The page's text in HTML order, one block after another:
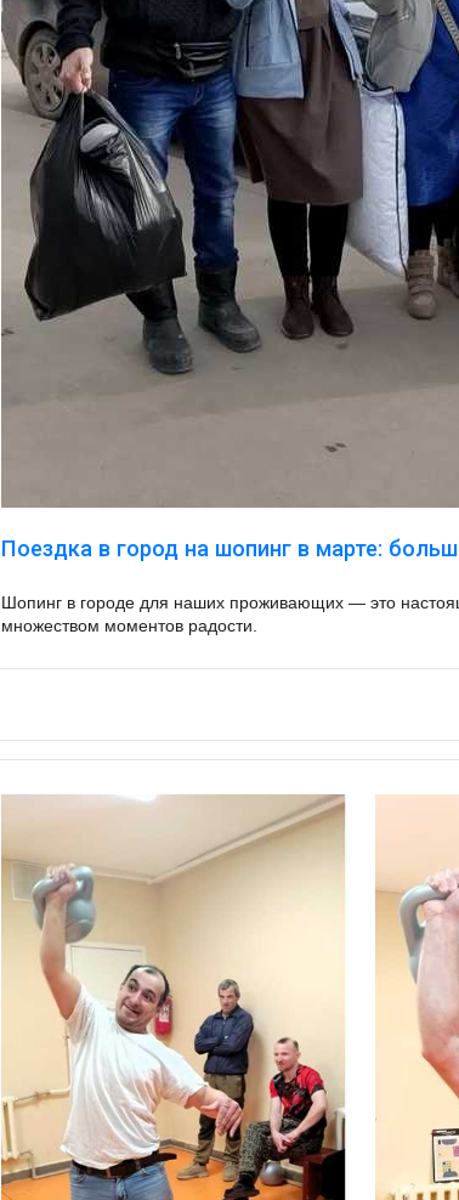
Поездка в город на шопинг в марте:
Шопинг в городе для наших проживающих — это
множеством моментов радости.